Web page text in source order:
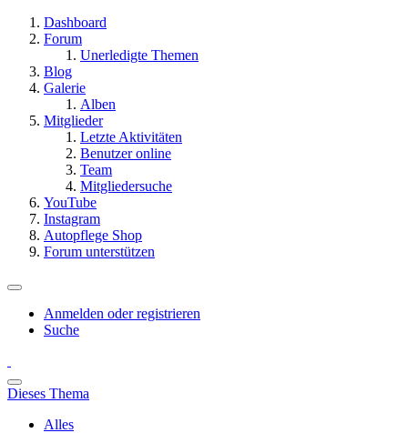
Dashboard
Forum
Unerledigte Themen
Blog
Galerie
Alben
Mitglieder
Letzte Aktivitäten
Benutzer online
Team
Mitgliedersuche
YouTube
Instagram
Autopflege Shop
Forum unterstützen
Anmelden oder registrieren
Suche
Dieses Thema
Alles